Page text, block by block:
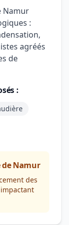
Namur
:
agréés
de
:
Namur
des